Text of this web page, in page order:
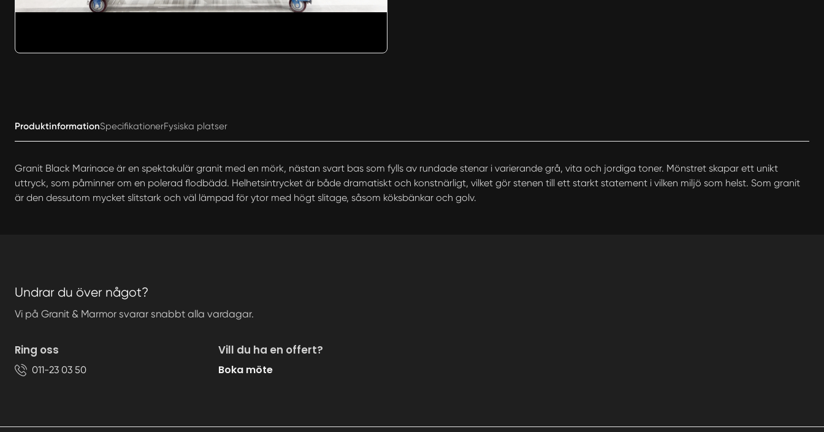
ProduktinformationSpecifikationerFysiska platser
Granit Black Marinace är en spektakulär granit med en mörk, nästan svart bas som fylls av rundade stenar i varierande grå, vita och jordiga toner. Mönstret skapar ett unikt
uttryck, som påminner om en polerad flodbädd. Helhetsintrycket är både dramatiskt och konstnärligt, vilket gör stenen till ett starkt statement i vilken miljö som helst. Som granit
är den dessutom mycket slitstark och väl lämpad för ytor med högt slitage, såsom köksbänkar och golv.
Undrar du över något?
Vi på Granit & Marmor svarar snabbt alla vardagar.
Ring oss
011-23 03 50
Vill du ha en offert?
Boka möte